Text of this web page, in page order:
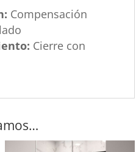
Compensación
Cierre con